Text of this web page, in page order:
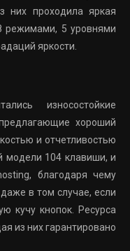
них проходила яркая
режимами, 5 уровнями
яркости.
износостойкие
хороший
и отчетливостью
модели 104 клавиши, и
благодаря чему
в том случае, если
кучу кнопок. Ресурса
из них гарантировано